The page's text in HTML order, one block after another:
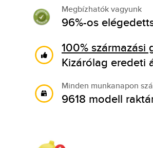
Megbízhatók vagyunk
96%-os
100% származási
Kizárólag eredeti
Minden munkanapon
9618 modell